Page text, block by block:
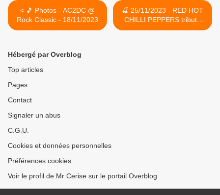
< 🎵 Photos - AC2DC @
Rock Classic - 18/11/2023
🍒 25/11/2023 - RED HOT
CHILLI PEPPERS tribute
band @ Rock Classic - 55,
Hébergé par Overblog
Top articles
Pages
Contact
Signaler un abus
C.G.U.
Cookies et données personnelles
Préférences cookies
Voir le profil de Mr Cerise sur le portail Overblog